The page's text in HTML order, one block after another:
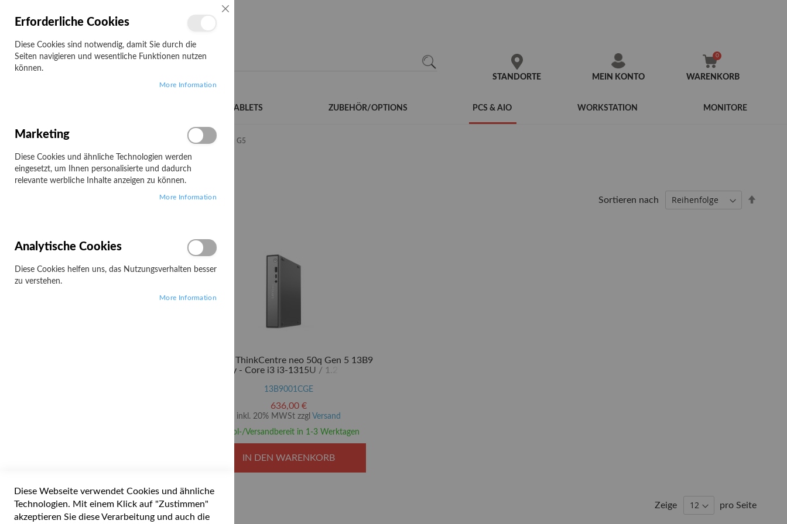
MEIN KONTO
STANDORTE WARENKORB
NOTEBOOKS/TABLETS ZUBEHÖR/OPTIONS PCS & AIO WORKSTATION MONITORE
Startseite ThinkCentre Neo Neo 50q G5
Neo 50q G5
1Artikel Sortieren nach
Lenovo ThinkCentre neo 50q Gen 5 13B9
- Tiny - Core i3 i3-1315U / 1.2 GHz -
Encryption 2, NVMe - UHD Graphics -
802.11a/b/g/n/ac/ax (Wi-Fi 6E)
13B9001CGE
636,00 €
inkl. 20% MWSt zzgl Versand
Abhol-/Versandbereit in 1-3 Werktagen
IN DEN WARENKORB
Zeige pro Seite
Erforderliche Cookies
Diese Cookies sind notwendig, damit Sie durch die
Seiten navigieren und wesentliche Funktionen nutzen
können.
More Information
Marketing
Diese Cookies und ähnliche Technologien werden
eingesetzt, um Ihnen personalisierte und dadurch
relevante werbliche Inhalte anzeigen zu können.
More Information
Analytische Cookies
Diese Cookies helfen uns, das Nutzungsverhalten besser
zu verstehen.
More Information
Diese Webseite verwendet Cookies und ähnliche
Technologien. Mit einem Klick auf "Zustimmen"
akzeptieren Sie diese Verarbeitung und auch die